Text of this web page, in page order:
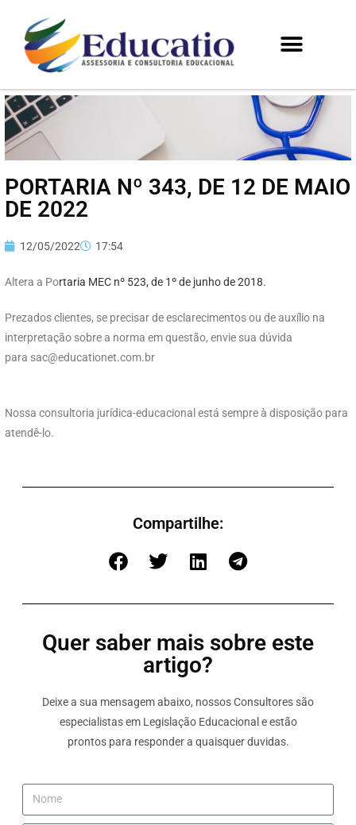
PORTARIA Nº 343, DE 12 DE MAIO
DE 2022
12/05/2022 17:54
Altera a Portaria MEC nº 523, de 1º de junho de 2018.
Prezados clientes, se precisar de esclarecimentos ou de auxílio na
interpretação sobre a norma em questão, envie sua dúvida
para sac@educationet.com.br
Nossa consultoria jurídica-educacional está sempre à disposição para
atendê-lo.
Compartilhe:
Quer saber mais sobre este
artigo?
Deixe a sua mensagem abaixo, nossos Consultores são
especialistas em Legislação Educacional e estão
prontos para responder a quaisquer duvidas.